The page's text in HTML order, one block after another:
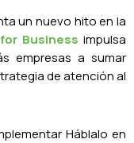
un nuevo hito en la
Business impulsa
empresas a sumar
de atención al
Háblalo en